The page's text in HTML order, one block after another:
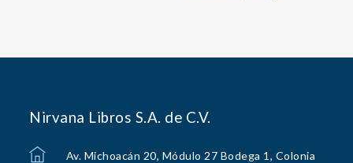
Nirvana Libros S.A. de C.V.
Av. Michoacán 20, Módulo 27 Bodega 1, Colonia